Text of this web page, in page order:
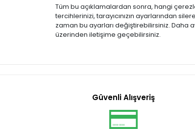
Tüm bu açıklamalardan sonra, hangi
tercihlerinizi, tarayıcınızın ayarlarından
zaman bu ayarları değiştirebilirsiniz. Daha
üzerinden iletişime geçebilirsiniz.
Güvenli Alışveriş